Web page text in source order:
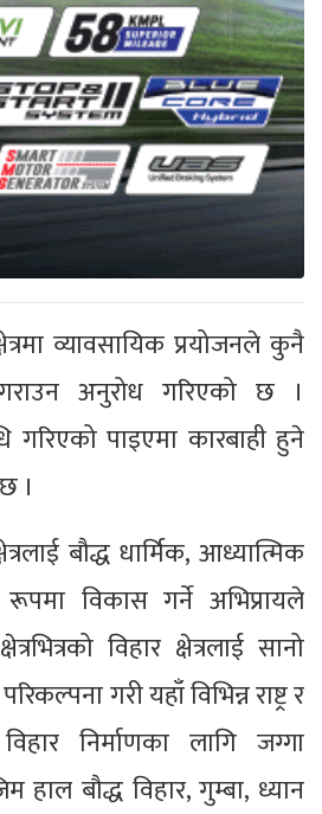
व्यावसायिक प्रयोजनले कुनै
अनुरोध गरिएको छ ।
गरिएको पाइएमा कारबाही हुने
।
बौद्ध धार्मिक, आध्यात्मिक
विकास गर्ने अभिप्रायले
विहार क्षेत्रलाई सानो
गरी यहाँ विभिन्न राष्ट्र र
निर्माणका लागि जग्गा
हाल बौद्ध विहार, गुम्बा, ध्यान